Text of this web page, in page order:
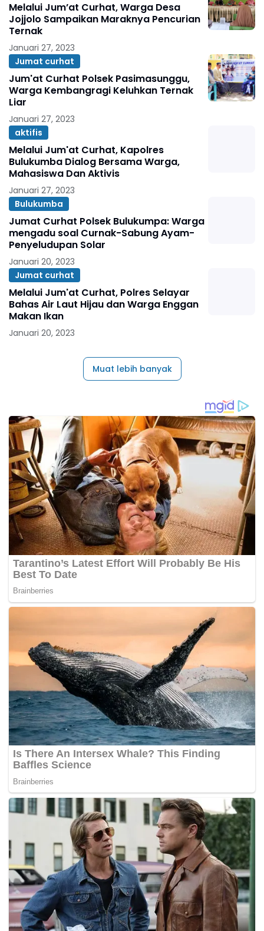
Melalui Jum’at Curhat, Warga Desa
Jojjolo Sampaikan Maraknya Pencurian
Ternak
Januari 27, 2023
Jumat curhat
Jum'at Curhat Polsek Pasimasunggu,
Warga Kembangragi Keluhkan Ternak
Liar
Januari 27, 2023
aktifis
Melalui Jum'at Curhat, Kapolres
Bulukumba Dialog Bersama Warga,
Mahasiswa Dan Aktivis
Januari 27, 2023
Bulukumba
Jumat Curhat Polsek Bulukumpa: Warga
mengadu soal Curnak-Sabung Ayam-
Penyeludupan Solar
Januari 20, 2023
Jumat curhat
Melalui Jum'at Curhat, Polres Selayar
Bahas Air Laut Hijau dan Warga Enggan
Makan Ikan
Januari 20, 2023
Muat lebih banyak